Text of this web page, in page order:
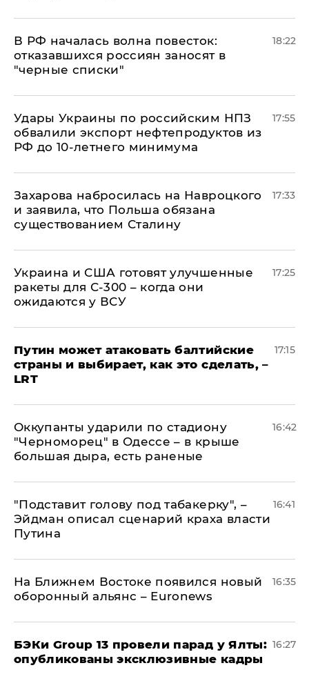
​В РФ началась волна повесток:
отказавшихся россиян заносят в
"черные списки"
18:22
Удары Украины по российским НПЗ
обвалили экспорт нефтепродуктов из
РФ до 10-летнего минимума
17:55
​Захарова набросилась на Навроцкого
и заявила, что Польша обязана
существованием Сталину
17:33
Украина и США готовят улучшенные
ракеты для С-300 – когда они
ожидаются у ВСУ
17:25
Путин может атаковать балтийские
страны и выбирает, как это сделать, –
LRT
17:15
Оккупанты ударили по стадиону
"Черноморец" в Одессе – в крыше
большая дыра, есть раненые
16:42
​"Подставит голову под табакерку", –
Эйдман описал сценарий краха власти
Путина
16:41
На Ближнем Востоке появился новый
оборонный альянс – Euronews
16:35
​БЭКи Group 13 провели парад у Ялты:
опубликованы эксклюзивные кадры
16:27